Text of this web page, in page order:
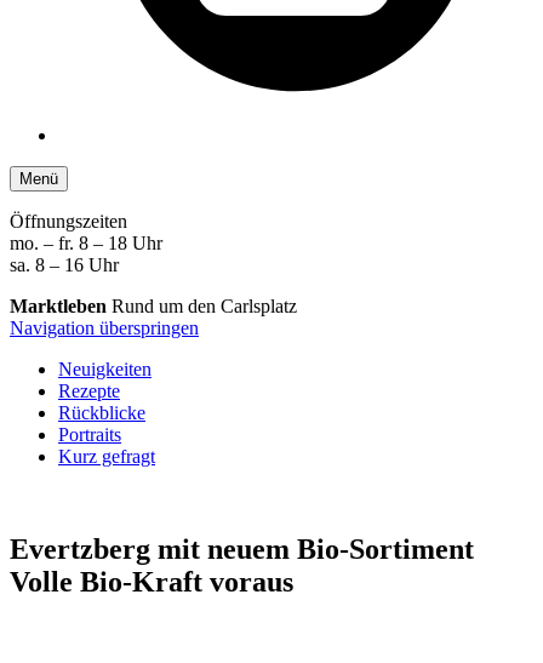
Menü
Öffnungszeiten
mo. – fr. 8 – 18 Uhr
sa. 8 – 16 Uhr
Marktleben Rund um den Carlsplatz
Navigation überspringen
Neuigkeiten
Rezepte
Rückblicke
Portraits
Kurz gefragt
Evertzberg mit neuem Bio-Sortiment
Volle Bio-Kraft voraus